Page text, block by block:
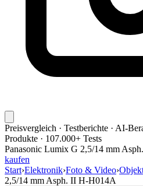
Preisvergleich · Testberichte · AI-
Produkte · 107.000+ Tests
Panasonic Lumix G 2,5/14 mm
kaufen
Start›Elektronik›Foto & Video›
2,5/14 mm Asph. II H-H014A